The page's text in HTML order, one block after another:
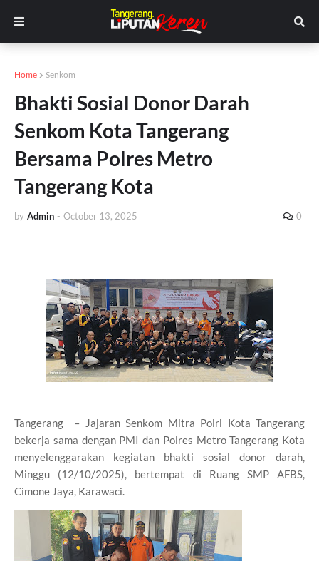
Home Senkom
Bhakti Sosial Donor Darah
Senkom Kota Tangerang
Bersama Polres Metro
Tangerang Kota
by Admin - October 13, 2025 0
Tangerang – Jajaran Senkom Mitra Polri Kota Tangerang
bekerja sama dengan PMI dan Polres Metro Tangerang Kota
menyelenggarakan kegiatan bhakti sosial donor darah,
Minggu (12/10/2025), bertempat di Ruang SMP AFBS,
Cimone Jaya, Karawaci.